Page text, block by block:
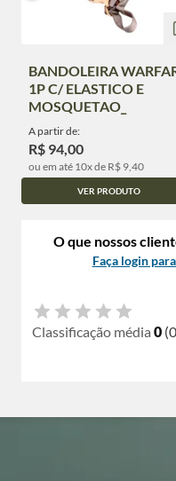
BANDOLEIRA
1P C/ ELASTICO E
MOSQUETAO_
A partir de:
R$ 94,00
ou em até 10x de R$ 9,40
VER PRODUTO
O que nossos
Faça login
Classificação média 0